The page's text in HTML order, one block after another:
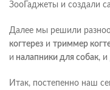
ЗооГаджеты и создали
Далее мы решили
когтерез и триммер
и налапники для собак, и
Итак, постепенно наш